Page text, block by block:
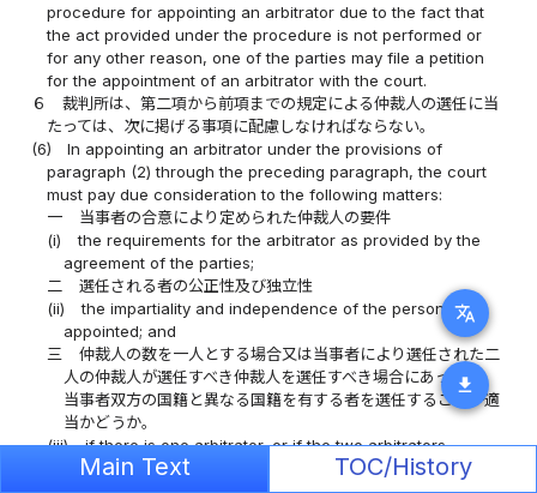
translate
download
procedure for appointing an arbitrator due to the fact that
the act provided under the procedure is not performed or
for any other reason, one of the parties may file a petition
for the appointment of an arbitrator with the court.
６
裁判所は、第二項から前項までの規定による仲裁人の選任に当
たっては、次に掲げる事項に配慮しなければならない。
(6)
In appointing an arbitrator under the provisions of
paragraph (2) through the preceding paragraph, the court
must pay due consideration to the following matters:
一
当事者の合意により定められた仲裁人の要件
(i)
the requirements for the arbitrator as provided by the
agreement of the parties;
二
選任される者の公正性及び独立性
(ii)
the impartiality and independence of the person to be
appointed; and
三
仲裁人の数を一人とする場合又は当事者により選任された二
人の仲裁人が選任すべき仲裁人を選任すべき場合にあっては、
当事者双方の国籍と異なる国籍を有する者を選任することが適
当かどうか。
(iii)
if there is one arbitrator, or if the two arbitrators
appointed by the parties are to appoint an arbitrator,
Main Text TOC/History